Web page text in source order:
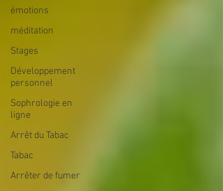
émotions
méditation
Stages
Développement
personnel
Sophrologie en
ligne
Arrêt du Tabac
Tabac
Arrêter de fumer